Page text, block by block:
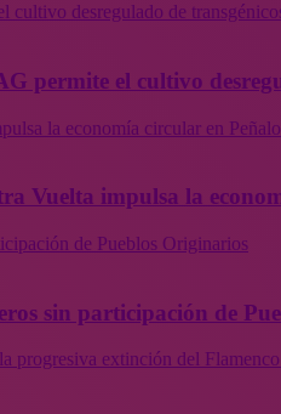
cultivo desregulado de
permite el cultivo
la economía circular en
Vuelta impulsa la
de Pueblos Originarios
sin participación de
progresiva extinción del